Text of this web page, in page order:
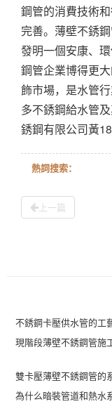
鋼管的消費技術
完善。薄壁不銹
發明一個安康、
鋼管企業博得更
飾市場，是水管
多不銹鋼給水管
銹鋼有限公司黃
熱詞搜索：
上一篇
不銹鋼卡壓供水管的工
現階段薄壁不銹鋼管施
雙卡壓薄壁不銹鋼管的
為什么暗裝管道和熱水